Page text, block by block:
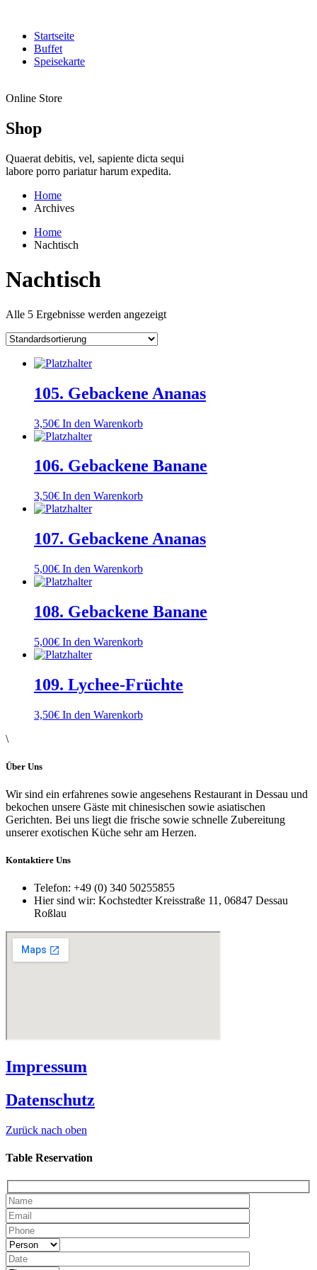
Startseite
Buffet
Speisekarte
Online Store
Shop
Quaerat debitis, vel, sapiente dicta sequi
labore porro pariatur harum expedita.
Home
Archives
Home
Nachtisch
Nachtisch
Alle 5 Ergebnisse werden angezeigt
105. Gebackene Ananas
3,50€ In den Warenkorb
106. Gebackene Banane
3,50€ In den Warenkorb
107. Gebackene Ananas
5,00€ In den Warenkorb
108. Gebackene Banane
5,00€ In den Warenkorb
109. Lychee-Früchte
3,50€ In den Warenkorb
\
Über Uns
Wir sind ein erfahrenes sowie angesehens Restaurant in Dessau und
bekochen unsere Gäste mit chinesischen sowie asiatischen
Gerichten. Bei uns liegt die frische sowie schnelle Zubereitung
unserer exotischen Küche sehr am Herzen.
Kontaktiere Uns
Telefon: +49 (0) 340 50255855
Hier sind wir: Kochstedter Kreisstraße 11, 06847 Dessau
Roßlau
Impressum
Datenschutz
Zurück nach oben
Table Reservation